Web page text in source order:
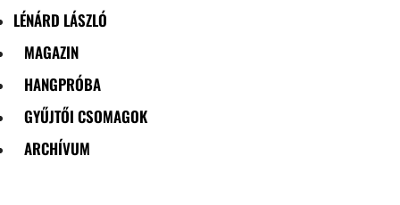
LÉNÁRD LÁSZLÓ
MAGAZIN
HANGPRÓBA
GYŰJTŐI CSOMAGOK
ARCHÍVUM